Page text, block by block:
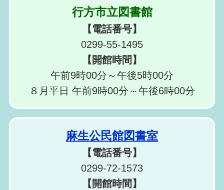
行方市立図書館
【電話番号】
0299-55-1495
【開館時間】
午前9時00分～午後5時00分
８月平日 午前9時00分～午後6時00分
麻生公民館図書室
【電話番号】
0299-72-1573
【開館時間】